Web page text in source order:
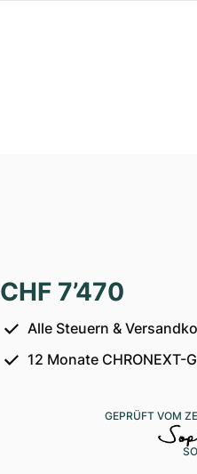
CHF 7’470
Alle Steuern &
12 Monate CHRONEXT-
GEPRÜFT VOM